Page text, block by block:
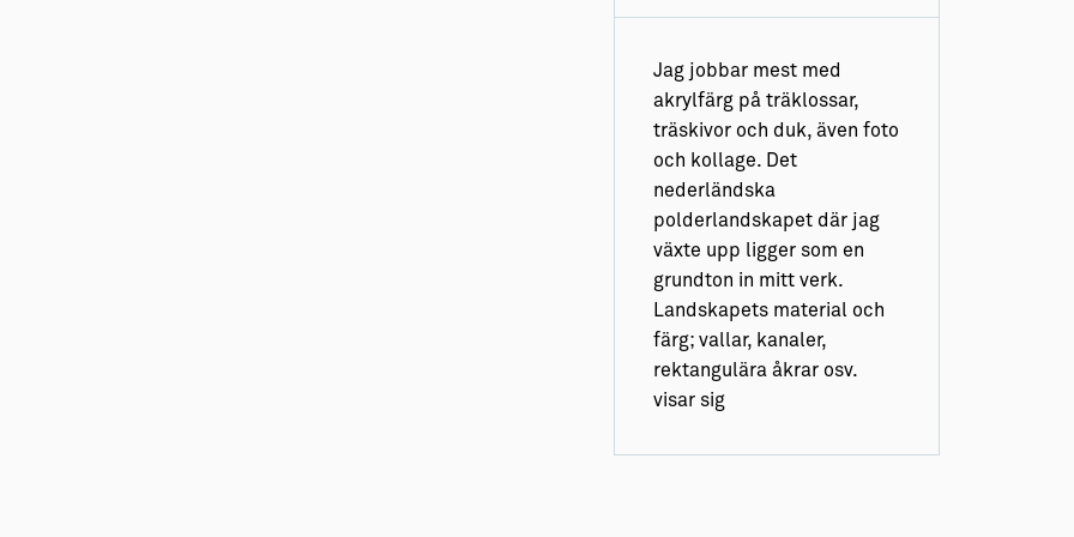
Jag jobbar mest med
akrylfärg på träklossar,
träskivor och duk, även foto
och kollage. Det
nederländska
polderlandskapet där jag
växte upp ligger som en
grundton in mitt verk.
Landskapets material och
färg; vallar, kanaler,
rektangulära åkrar osv.
visar sig